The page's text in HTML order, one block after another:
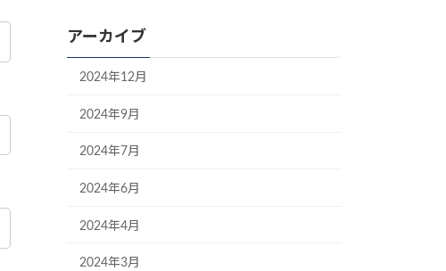
アーカイブ
2024年12月
2024年9月
2024年7月
2024年6月
2024年4月
2024年3月